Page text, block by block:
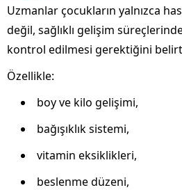
Uzmanlar çocukların yalnızca
değil, sağlıklı gelişim
kontrol edilmesi gerektiğini
Özellikle:
boy ve kilo gelişimi,
bağışıklık sistemi,
vitamin eksiklikleri,
beslenme düzeni,